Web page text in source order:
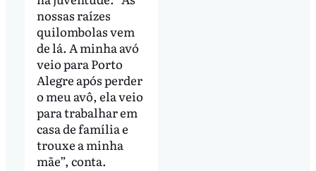
nossas raízes
quilombolas vem
de lá. A minha avó
veio para Porto
Alegre após perder
o meu avô, ela veio
para trabalhar em
casa de família e
trouxe a minha
mãe”, conta.